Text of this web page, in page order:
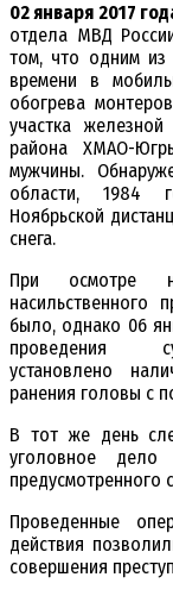
02 января 2017
отдела МВД
том, что одним из
времени в
обогрева
участка
района ХМАО-
мужчины.
области, 1984
Ноябрьской
снега.
При осмотре
насильственного
было, однако 06
проведения
установлено
ранения головы с
В тот же день
уголовное дело
предусмотренного
Проведенные
действия
совершения